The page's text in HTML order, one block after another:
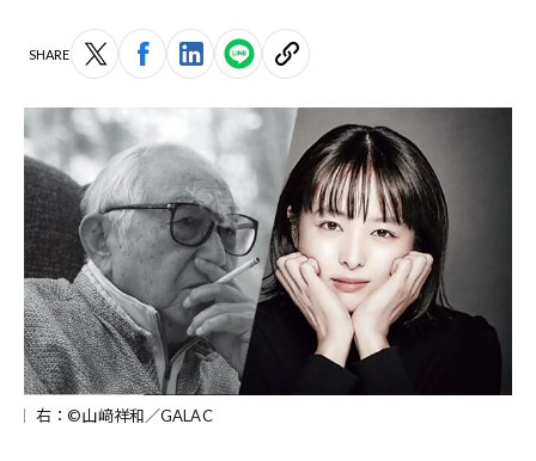
SHARE
右：©山﨑祥和／GALAC